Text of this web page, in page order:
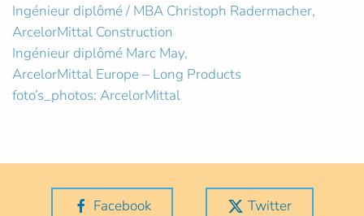
Ingénieur diplômé / MBA Christoph Radermacher,
ArcelorMittal Construction
Ingénieur diplômé Marc May,
ArcelorMittal Europe – Long Products
foto’s_photos: ArcelorMittal
Facebook Twitter